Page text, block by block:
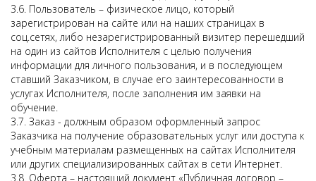
3.6. Пользователь – физическое лицо, который
зарегистрирован на сайте или на наших страницах в
соц.сетях, либо незарегистрированный визитер перешедший
на один из сайтов Исполнителя с целью получения
информации для личного пользования, и в последующем
ставший Заказчиком, в случае его заинтересованности в
услугах Исполнителя, после заполнения им заявки на
обучение.
3.7. Заказ - должным образом оформленный запрос
Заказчика на получение образовательных услуг или доступа к
учебным материалам размещенных на сайтах Исполнителя
или других специализированных сайтах в сети Интернет.
3.8. Оферта – настоящий документ «Публичная договор –